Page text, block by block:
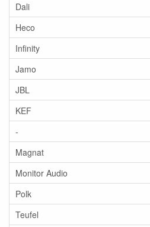
Dali
Heco
Infinity
Jamo
JBL
KEF
-
Magnat
Monitor Audio
Polk
Teufel